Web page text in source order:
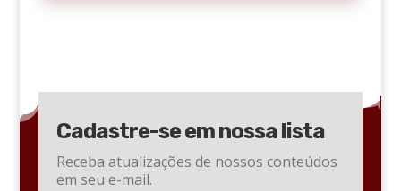
Cadastre-se em nossa lista
Receba atualizações de nossos conteúdos
em seu e-mail.